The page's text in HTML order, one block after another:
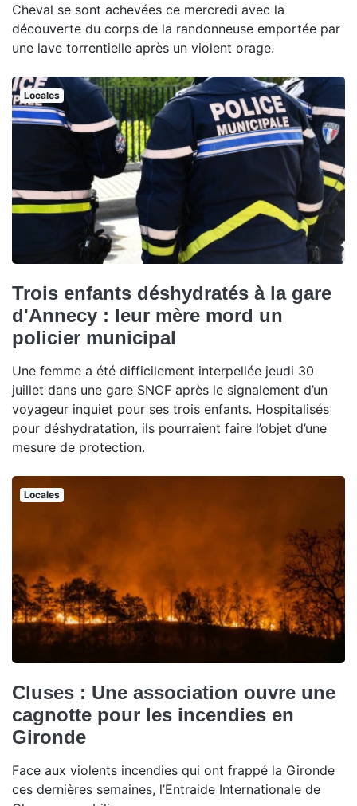
Cheval se sont achevées ce mercredi avec la
découverte du corps de la randonneuse emportée par
une lave torrentielle après un violent orage.
Locales
Trois enfants déshydratés à la gare
d'Annecy : leur mère mord un
policier municipal
Une femme a été difficilement interpellée jeudi 30
juillet dans une gare SNCF après le signalement d’un
voyageur inquiet pour ses trois enfants. Hospitalisés
pour déshydratation, ils pourraient faire l’objet d’une
mesure de protection.
Locales
Cluses : Une association ouvre une
cagnotte pour les incendies en
Gironde
Face aux violents incendies qui ont frappé la Gironde
ces dernières semaines, l’Entraide Internationale de